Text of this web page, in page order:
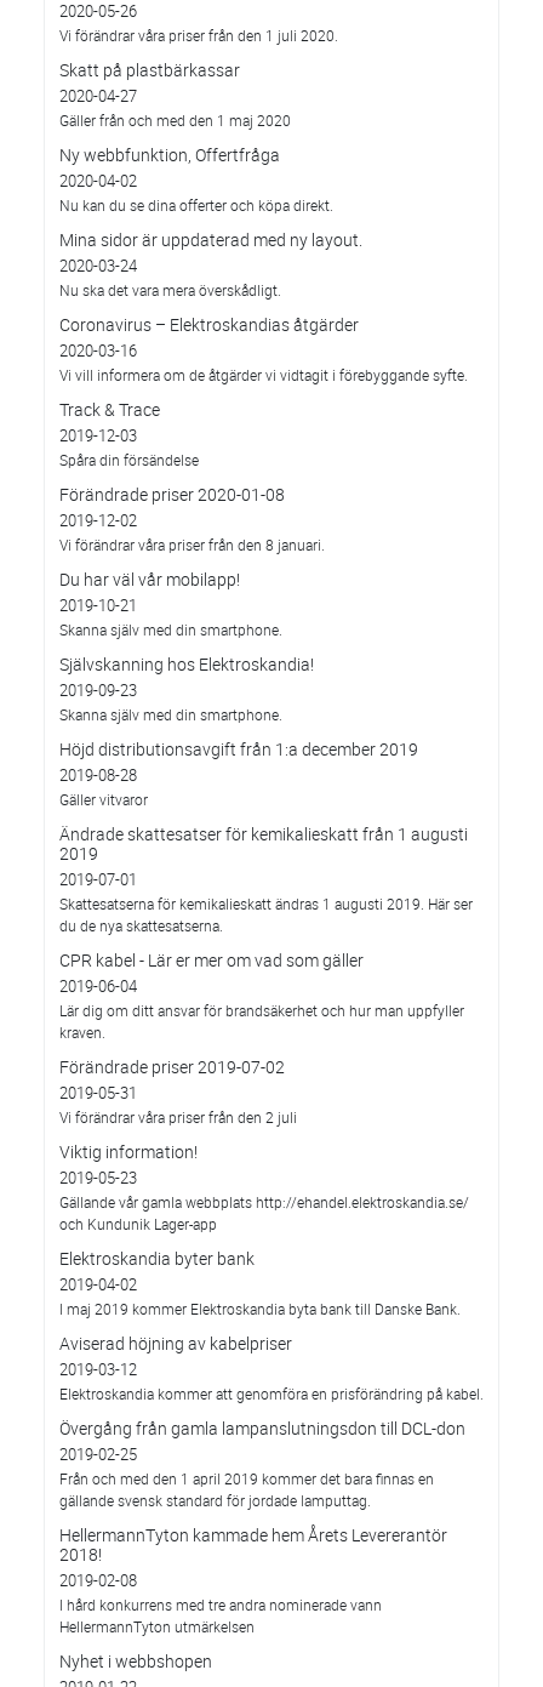
2020-05-26
Vi förändrar våra priser från den 1 juli 2020.
Skatt på plastbärkassar
2020-04-27
Gäller från och med den 1 maj 2020
Ny webbfunktion, Offertfråga
2020-04-02
Nu kan du se dina offerter och köpa direkt.
Mina sidor är uppdaterad med ny layout.
2020-03-24
Nu ska det vara mera överskådligt.
Coronavirus – Elektroskandias åtgärder
2020-03-16
Vi vill informera om de åtgärder vi vidtagit i förebyggande syfte.
Track & Trace
2019-12-03
Spåra din försändelse
Förändrade priser 2020-01-08
2019-12-02
Vi förändrar våra priser från den 8 januari.
Du har väl vår mobilapp!
2019-10-21
Skanna själv med din smartphone.
Självskanning hos Elektroskandia!
2019-09-23
Skanna själv med din smartphone.
Höjd distributionsavgift från 1:a december 2019
2019-08-28
Gäller vitvaror
Ändrade skattesatser för kemikalieskatt från 1 augusti
2019
2019-07-01
Skattesatserna för kemikalieskatt ändras 1 augusti 2019. Här ser
du de nya skattesatserna.
CPR kabel - Lär er mer om vad som gäller
2019-06-04
Lär dig om ditt ansvar för brandsäkerhet och hur man uppfyller
kraven.
Förändrade priser 2019-07-02
2019-05-31
Vi förändrar våra priser från den 2 juli
Viktig information!
2019-05-23
Gällande vår gamla webbplats http://ehandel.elektroskandia.se/
och Kundunik Lager-app
Elektroskandia byter bank
2019-04-02
I maj 2019 kommer Elektroskandia byta bank till Danske Bank.
Aviserad höjning av kabelpriser
2019-03-12
Elektroskandia kommer att genomföra en prisförändring på kabel.
Övergång från gamla lampanslutningsdon till DCL-don
2019-02-25
Från och med den 1 april 2019 kommer det bara finnas en
gällande svensk standard för jordade lamputtag.
HellermannTyton kammade hem Årets Levererantör
2018!
2019-02-08
I hård konkurrens med tre andra nominerade vann
HellermannTyton utmärkelsen
Nyhet i webbshopen